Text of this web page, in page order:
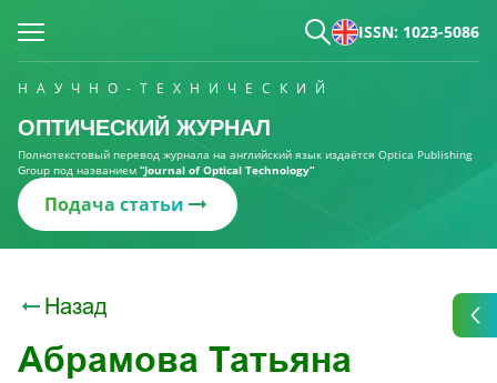
ISSN: 1023-5086
НАУЧНО-ТЕХНИЧЕСКИЙ
ОПТИЧЕСКИЙ ЖУРНАЛ
Полнотекстовый перевод журнала на английский язык издаётся Optica Publishing
Group под названием “Journal of Optical Technology“
Подача статьи
Назад
Абрамова Татьяна